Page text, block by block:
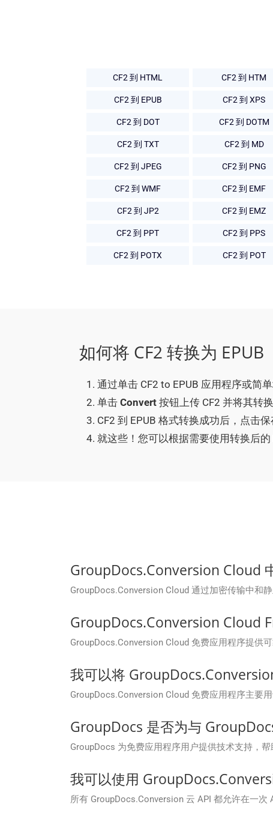
CF2 到 HTML CF2 到 HTM
CF2 到 EPUB CF2 到 XPS
CF2 到 DOT CF2 到 DOTM
CF2 到 TXT CF2 到 MD
CF2 到 JPEG CF2 到 PNG
CF2 到 WMF CF2 到 EMF
CF2 到 JP2 CF2 到 EMZ
CF2 到 PPT CF2 到 PPS
CF2 到 POTX CF2 到 POT
如何将 CF2 转换为 EPUB
通过单击 CF2 to EPUB 应用程序或简
单击 Convert 按钮上传 CF2 并将其转换
CF2 到 EPUB 格式转换成功后，点击保
就这些！您可以根据需要使用转换后的
GroupDocs.Conversion Cloud
GroupDocs.Conversion Cloud 通过加密传输中和
GroupDocs.Conversion Cloud
GroupDocs.Conversion Cloud 免费应用程序提供
我可以将
GroupDocs.Conversion Cloud 免费应用程序主要
GroupDocs 是否为与
GroupDocs 为免费应用程序用户提供技术支持，
我可以使用
所有 GroupDocs.Conversion 云 API 都允许在一次